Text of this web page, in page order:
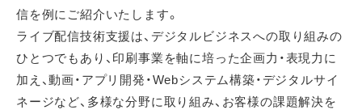
信を例にご紹介いたします。
ライブ配信技術支援は、デジタルビジネスへの取り組みの
ひとつでもあり、印刷事業を軸に培った企画力・表現力に
加え、動画・アプリ開発・Webシステム構築・デジタルサイ
ネージなど、多様な分野に取り組み、お客様の課題解決を